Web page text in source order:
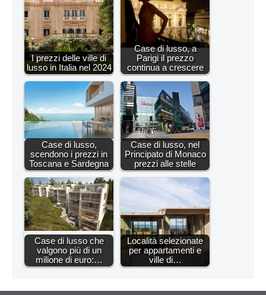
I prezzi delle ville di
lusso in Italia nel 2024
Case di lusso, a
Parigi il prezzo
continua a crescere
Case di lusso,
scendono i prezzi in
Toscana e Sardegna
Case di lusso, nel
Principato di Monaco
prezzi alle stelle
Case di lusso che
valgono più di un
milione di euro:…
Località selezionate
per appartamenti e
ville di…